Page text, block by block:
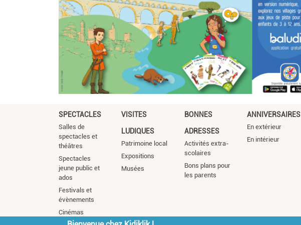
SPECTACLES
Salles de
spectacles et
théâtres
Spectacles
jeune public et
ados
Festivals et
évènements
Cinémas
VISITES
LUDIQUES
Patrimoine local
Expositions
Musées
BONNES
ADRESSES
Activités extra-
scolaires
Bons plans pour
les parents
ANNIVERSAIRES
En extérieur
En intérieur